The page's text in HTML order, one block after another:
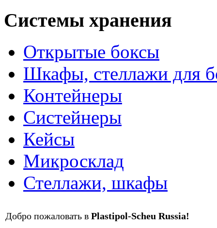
Системы хранения
Открытые боксы
Шкафы, стеллажи для
Контейнеры
Систейнеры
Кейсы
Микросклад
Стеллажи, шкафы
Добро пожаловать в Plastipol-Scheu Russia!